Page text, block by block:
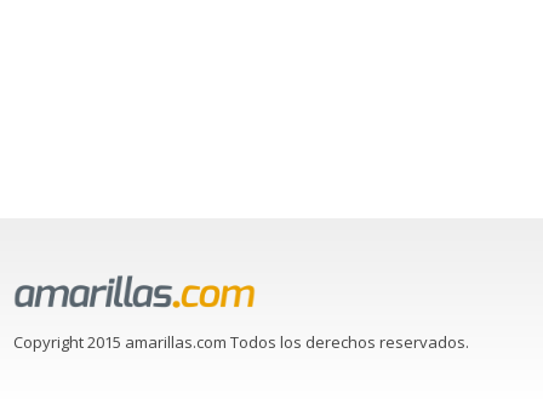
Copyright 2015 amarillas.com Todos los derechos reservados.